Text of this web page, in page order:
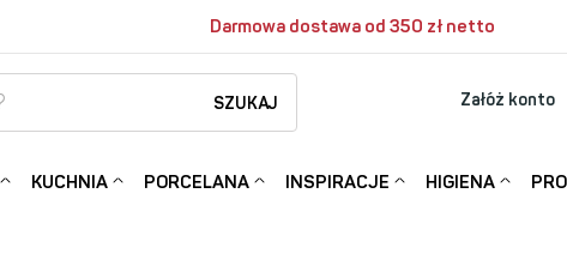
Darmowa dostawa od 350 zł netto
SZUKAJ Załóż konto
KUCHNIA PORCELANA INSPIRACJE HIGIENA